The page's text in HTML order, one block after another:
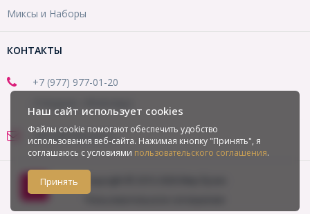
Миксы и Наборы
КОНТАКТЫ
+7 (977) 977-01-20
office@mirbusin.ru
Наш сайт использует cookies
Файлы cookie помогают обеспечить удобство
использования веб-сайта. Нажимая кнопку "Принять", я
соглашаюсь с условиями пользовательского соглашения.
Принять